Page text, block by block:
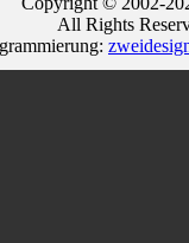
All Rights